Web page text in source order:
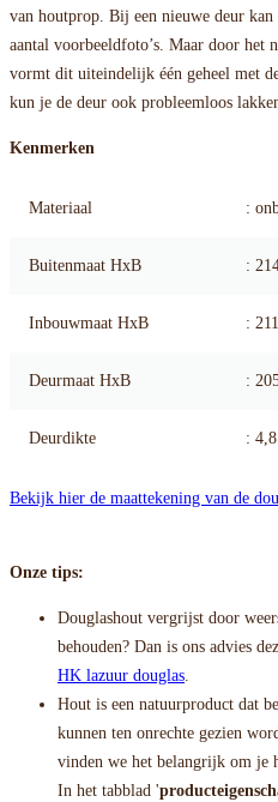
van houtprop. Bij een nieuwe deur
aantal voorbeeldfoto’s. Maar door
vormt dit uiteindelijk één geheel met
kun je de deur ook probleemloos
Kenmerken
Materiaal :
Buitenmaat HxB :
Inbouwmaat HxB :
Deurmaat HxB :
Deurdikte :
Bekijk hier de maattekening van de
Onze tips:
Douglashout vergrijst door
behouden? Dan is ons advies
HK lazuur douglas.
Hout is een natuurproduct dat
kunnen ten onrechte gezien
vinden we het belangrijk om je
In het tabblad '